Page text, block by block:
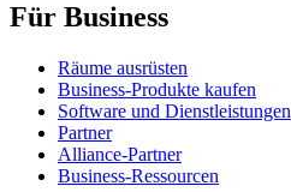
Für Business
Räume ausrüsten
Business-Produkte kaufen
Software und Dienstleistungen
Partner
Alliance-Partner
Business-Ressourcen